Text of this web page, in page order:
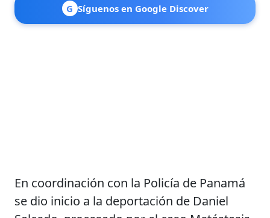
G Síguenos en Google Discover
En coordinación con la Policía de Panamá
se dio inicio a la deportación de Daniel